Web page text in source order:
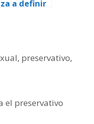
a definir
, preservativo,
el preservativo